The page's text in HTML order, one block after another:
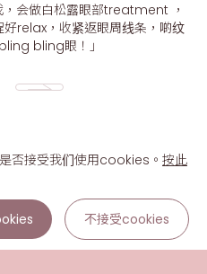
，会做白松露眼部treatment ，
relax，收紧返眼周线条，啲纹
bling眼！」
否接受我们使用cookies。 按此
不接受cookies